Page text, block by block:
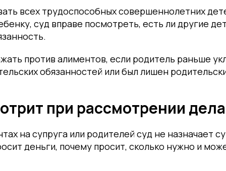
всех трудоспособных совершеннолетних
суд вправе посмотреть, есть ли другие
против алиментов, если родитель раньше
обязанностей или был лишен
при рассмотрении дела
на супруга или родителей суд не назначает
деньги, почему просит, сколько нужно и